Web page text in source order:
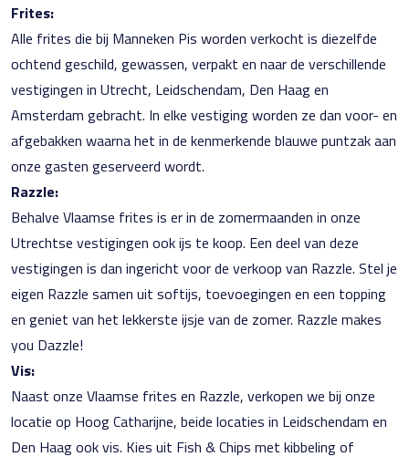
Frites:
Alle frites die bij Manneken Pis worden verkocht is diezelfde
ochtend geschild, gewassen, verpakt en naar de verschillende
vestigingen in Utrecht, Leidschendam, Den Haag en
Amsterdam gebracht. In elke vestiging worden ze dan voor- en
afgebakken waarna het in de kenmerkende blauwe puntzak aan
onze gasten geserveerd wordt.
Razzle:
Behalve Vlaamse frites is er in de zomermaanden in onze
Utrechtse vestigingen ook ijs te koop. Een deel van deze
vestigingen is dan ingericht voor de verkoop van Razzle. Stel je
eigen Razzle samen uit softijs, toevoegingen en een topping
en geniet van het lekkerste ijsje van de zomer. Razzle makes
you Dazzle!
Vis:
Naast onze Vlaamse frites en Razzle, verkopen we bij onze
locatie op Hoog Catharijne, beide locaties in Leidschendam en
Den Haag ook vis. Kies uit Fish & Chips met kibbeling of